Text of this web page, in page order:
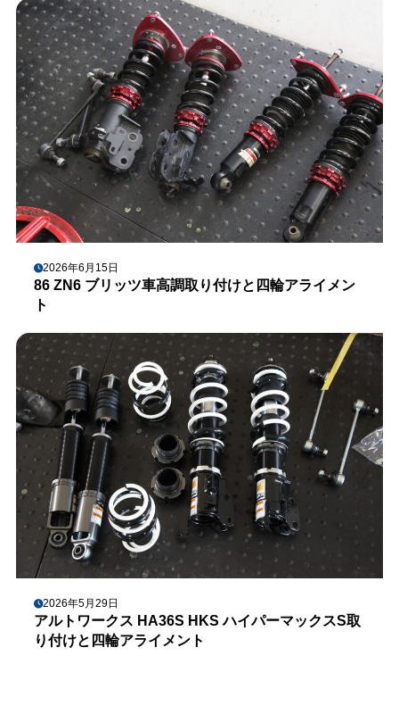
2026年6月15日
86 ZN6 ブリッツ車高調取り付けと四輪アライメン
ト
2026年5月29日
アルトワークス HA36S HKS ハイパーマックスS取
り付けと四輪アライメント